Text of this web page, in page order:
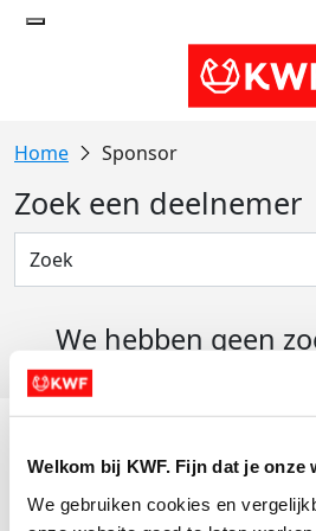
Welkom bij KWF. Fijn dat je onze
We gebruiken cookies en
Sponsor
Zoek een deelnemer
We hebben geen
Actiematerialen
Evenementen